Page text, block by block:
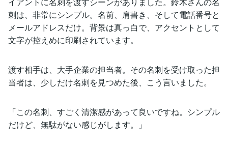
刺は、非常にシンプル。名前、肩書き、そして電話番号と
メールアドレスだけ。背景は真っ白で、アクセントとして
文字が控えめに印刷されています。
渡す相手は、大手企業の担当者。その名刺を受け取った担
当者は、少しだけ名刺を見つめた後、こう言いました。
「この名刺、すごく清潔感があって良いですね。シンプル
だけど、無駄がない感じがします。」